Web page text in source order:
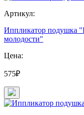
Артикул:
Иппликатор подушка
молодости"
Цена:
575₽